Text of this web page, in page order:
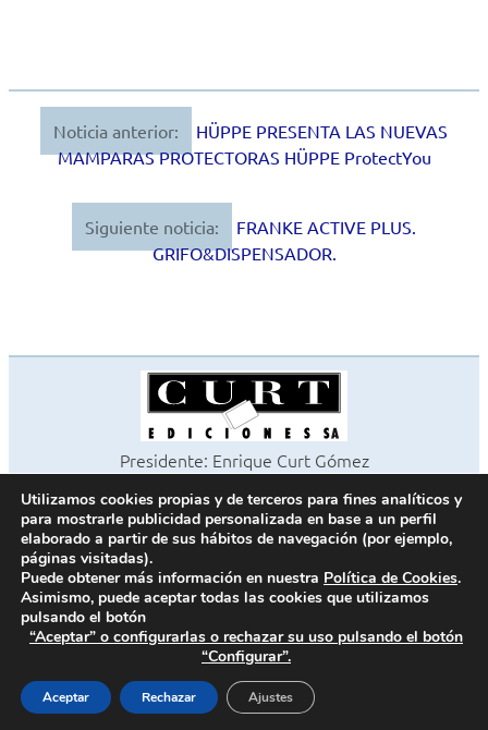
Navegación
entradas
Noticia anterior:
HÜPPE PRESENTA LAS NUEVAS
MAMPARAS PROTECTORAS HÜPPE ProtectYou
Siguiente noticia:
FRANKE ACTIVE PLUS.
GRIFO&DISPENSADOR.
Presidente: Enrique Curt Gómez
©2026 Revista Cocinas y Baños
Todos los derechos reservados
Paseo de Gracia, 63. 1º 2ª. 08008 Barcelona -
Fax 933 183 505
Política de cookies
Política de privacidad
Contacto
Utilizamos cookies propias y de terceros para fines analíticos y
para mostrarle publicidad personalizada en base a un perfil
elaborado a partir de sus hábitos de navegación (por ejemplo,
páginas visitadas).
Puede obtener más información en nuestra Política de Cookies.
Asimismo, puede aceptar todas las cookies que utilizamos
pulsando el botón
“Aceptar” o configurarlas o rechazar su uso pulsando el botón
“Configurar”.
Aceptar Rechazar Ajustes